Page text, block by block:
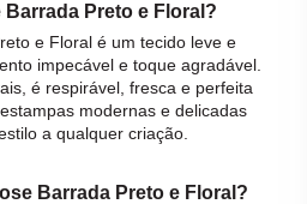
Preto e Floral?
e Floral é um tecido leve e
impecável e toque agradável.
é respirável, fresca e perfeita
modernas e delicadas
a qualquer criação.
Barrada Preto e Floral?